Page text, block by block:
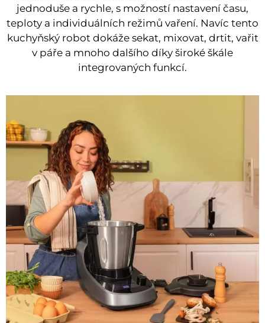
jednoduše a rychle, s možností nastavení času,
teploty a individuálních režimů vaření. Navíc tento
kuchyňský robot dokáže sekat, mixovat, drtit, vařit
v páře a mnoho dalšího díky široké škále
integrovaných funkcí.